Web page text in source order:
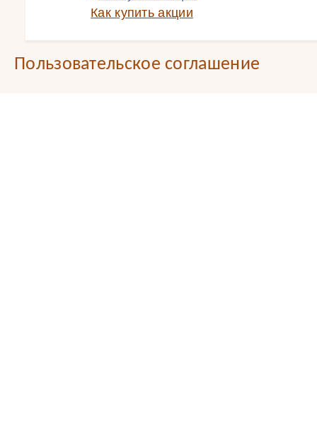
Как купить акции
Пользовательское соглашение